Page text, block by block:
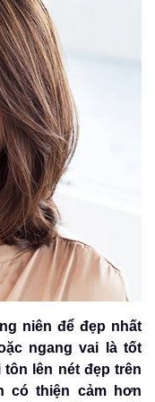
niên để đẹp nhất
ngang vai là tốt
lên nét đẹp trên
có thiện cảm hơn